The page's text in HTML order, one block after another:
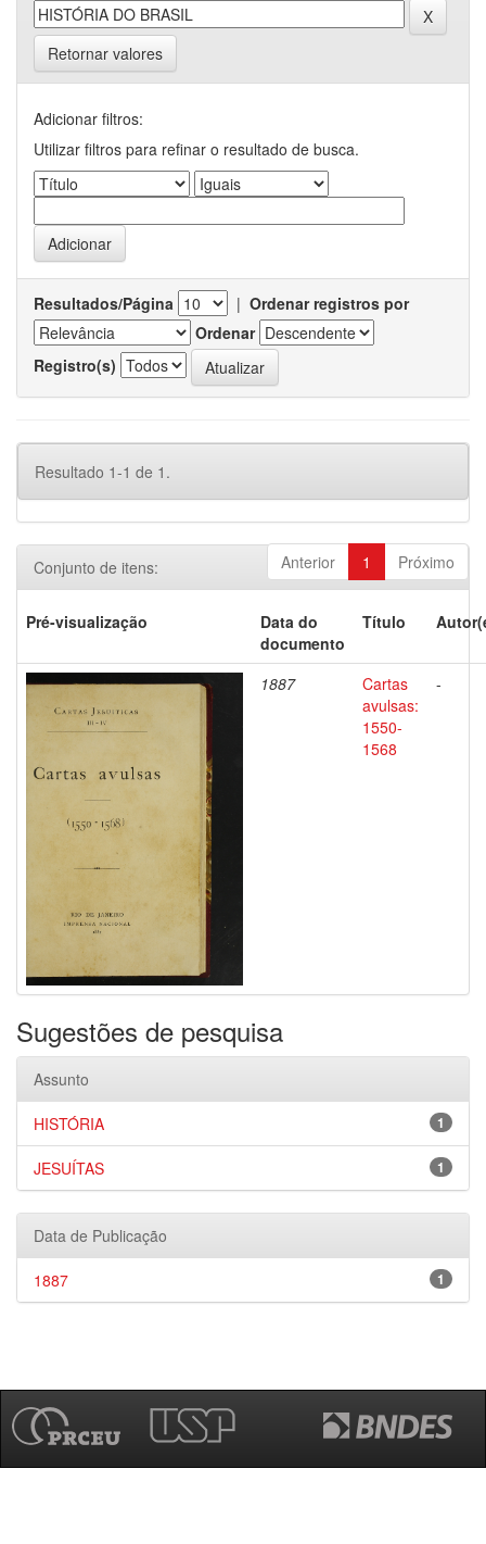
Retornar valores
Adicionar filtros:
Utilizar filtros para refinar o resultado de busca.
Resultados/Página | Ordenar registros por
Ordenar
Registro(s)
Resultado 1-1 de 1.
Anterior 1 Próximo
Conjunto de itens:
Pré-visualização
Data do
documento
Título
1887
Cartas
avulsas:
1550-
1568
-
Sugestões de pesquisa
Assunto
1
HISTÓRIA
1
JESUÍTAS
Data de Publicação
1
1887